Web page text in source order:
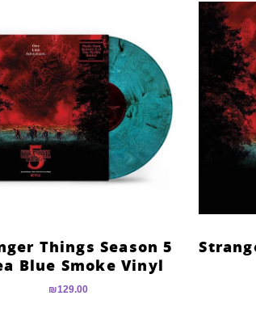
Things Season 5
Blue Smoke Vinyl
₪129.00